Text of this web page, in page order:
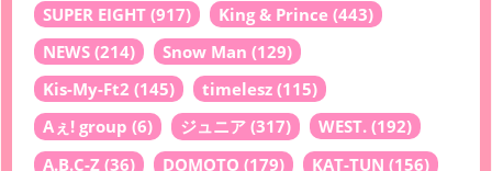
SUPER EIGHT (917) King & Prince (443)
NEWS (214) Snow Man (129)
Kis-My-Ft2 (145) timelesz (115)
Aぇ! group (6) ジュニア (317) WEST. (192)
A.B.C-Z (36) DOMOTO (179) KAT-TUN (156)